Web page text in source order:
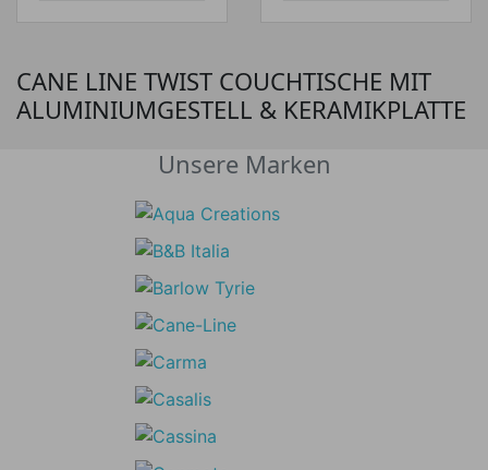
CANE LINE TWIST COUCHTISCHE MIT
ALUMINIUMGESTELL & KERAMIKPLATTE
Unsere Marken